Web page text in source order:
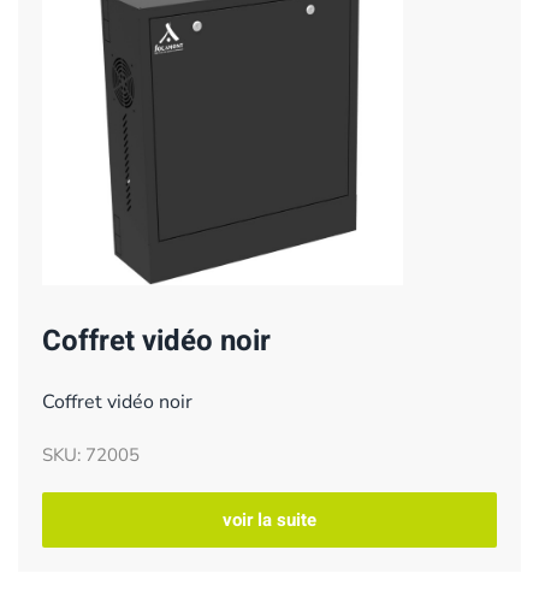
Coffret vidéo noir
Coffret vidéo noir
SKU: 72005
voir la suite